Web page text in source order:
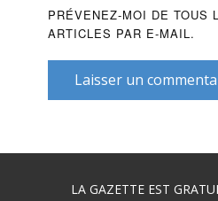
PRÉVENEZ-MOI DE TOUS
ARTICLES PAR E-MAIL.
Laisser un
LA GAZETTE EST